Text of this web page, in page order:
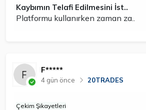
Kaybımın Telafi Edilmesini İst..
Platformu kullanırken zaman za..
F*****
4 gün önce 20TRADES
Çekim Şikayetleri